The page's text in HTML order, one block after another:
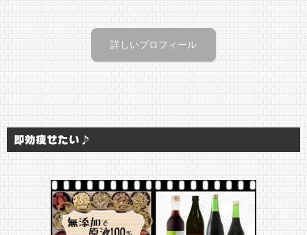
詳しいプロフィール
即効痩せたい♪